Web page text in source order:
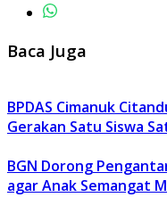
Baca Juga
BPDAS Cimanuk
Gerakan Satu Siswa
BGN Dorong
agar Anak Semangat